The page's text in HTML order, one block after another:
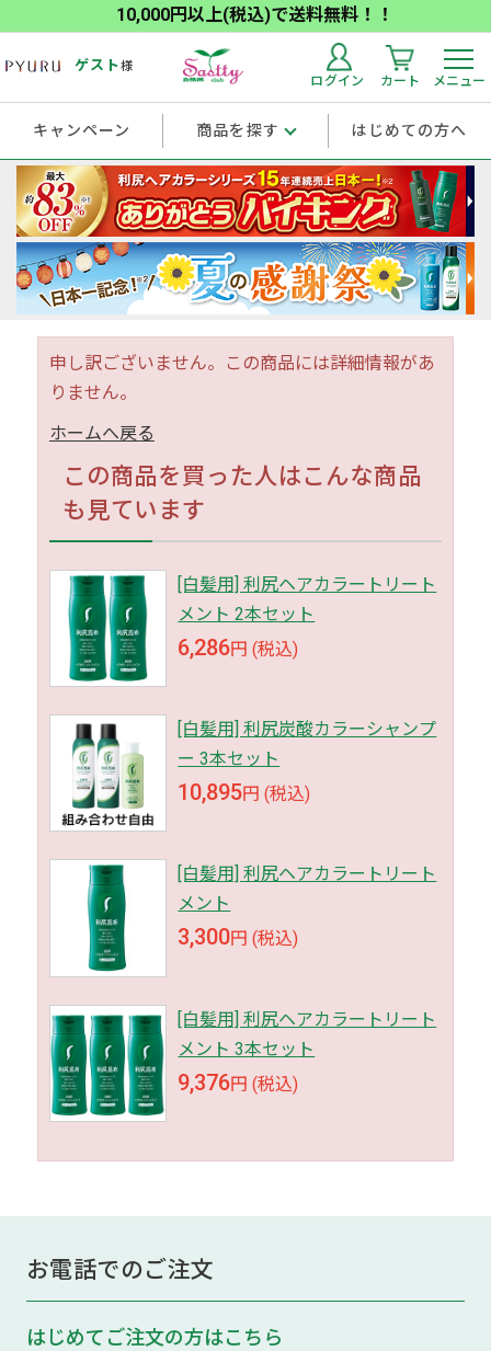
10,000円以上(税込)で送料無料！！
ゲスト様
ログイン カート メニュー
キャンペーン 商品を探す はじめての方へ
申し訳ございません。この商品には詳細情報があ
りません。
ホームへ戻る
この商品を買った人はこんな商品
も見ています
[白髪用] 利尻ヘアカラートリート
メント 2本セット
6,286円 (税込)
[白髪用] 利尻炭酸カラーシャンプ
ー 3本セット
10,895円 (税込)
[白髪用] 利尻ヘアカラートリート
メント
3,300円 (税込)
[白髪用] 利尻ヘアカラートリート
メント 3本セット
9,376円 (税込)
お電話でのご注文
はじめてご注文の方はこちら